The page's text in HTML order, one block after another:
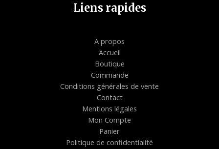
Liens rapides
A propos
Accueil
Boutique
Commande
Conditions générales de vente
Contact
Mentions légales
Mon Compte
Panier
Politique de confidentialité